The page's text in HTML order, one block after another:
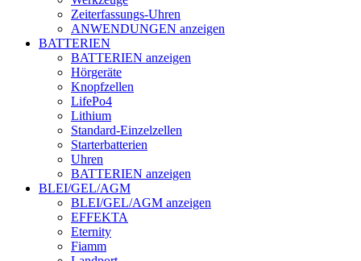
Zeiterfassungs-Uhren
ANWENDUNGEN anzeigen
BATTERIEN
BATTERIEN anzeigen
Hörgeräte
Knopfzellen
LifePo4
Lithium
Standard-Einzelzellen
Starterbatterien
Uhren
BATTERIEN anzeigen
BLEI/GEL/AGM
BLEI/GEL/AGM anzeigen
EFFEKTA
Eternity
Fiamm